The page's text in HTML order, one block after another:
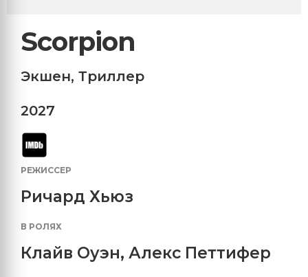
Scorpion
Экшен, Триллер
2027
РЕЖИССЕР
Ричард Хьюз
В РОЛЯХ
Клайв Оуэн, Алекс Петтифер